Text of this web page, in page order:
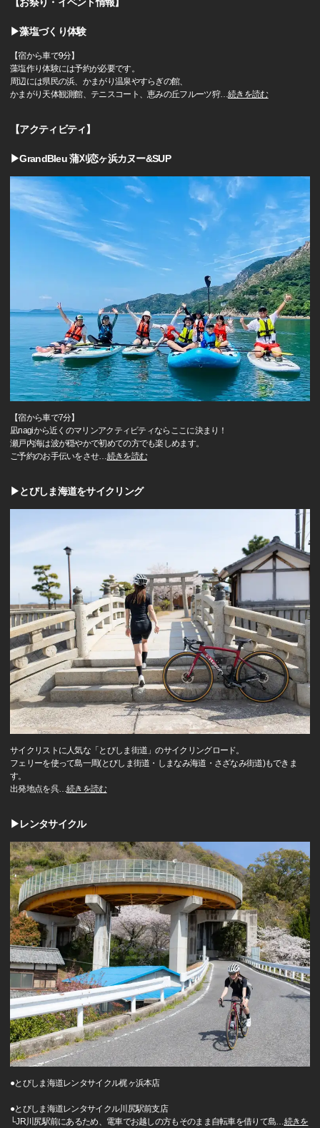
【お祭り・イベント情報】
▶藻塩づくり体験
【宿から車で9分】
藻塩作り体験には予約が必要です。
周辺には県民の浜、かまがり温泉やすらぎの館、
かまがり天体観測館、テニスコート、恵みの丘フルーツ狩…続きを読む
【アクティビティ】
▶GrandBleu 蒲刈恋ヶ浜カヌー&SUP
【宿から車で7分】
凪nagiから近くのマリンアクティビティならここに決まり！
瀬戸内海は波が穏やかで初めての方でも楽しめます。
ご予約のお手伝いをさせ…続きを読む
▶とびしま海道をサイクリング
サイクリストに人気な「とびしま街道」のサイクリングロード。
フェリーを使って島一周(とびしま街道・しまなみ海道・さざなみ街道)もできま
す。
出発地点を呉…続きを読む
▶レンタサイクル
●とびしま海道レンタサイクル梶ヶ浜本店
●とびしま海道レンタサイクル川尻駅前支店
└JR川尻駅前にあるため、電車でお越しの方もそのまま自転車を借りて島…続きを